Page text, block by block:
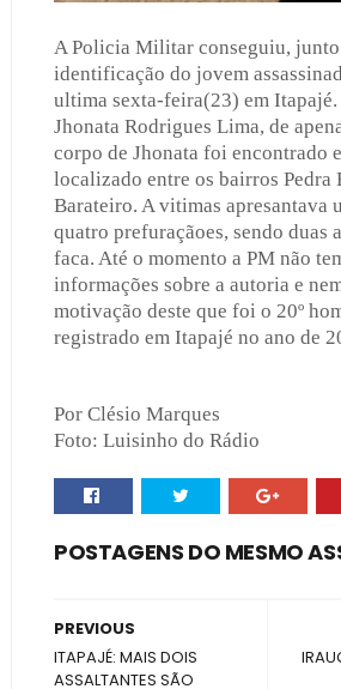
A Policia Militar conseguiu, junto
identificação do jovem
ultima sexta-feira(23) em Itapajé.
Jhonata Rodrigues Lima, de
corpo de Jhonata foi encontrado
localizado entre os bairros Pedra
Barateiro. A vitimas apresantava
quatro prefuraçãoes, sendo duas
faca. Até o momento a PM não
informações sobre a autoria e
motivação deste que foi o 20º
registrado em Itapajé no ano de
Por Clésio Marques
Foto: Luisinho do Rádio
POSTAGENS DO MESMO
PREVIOUS
ITAPAJÉ: MAIS DOIS
ASSALTANTES SÃO